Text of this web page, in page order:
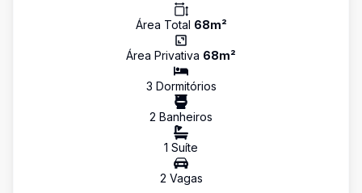
Área Total 68m²
Área Privativa 68m²
3 Dormitórios
2 Banheiros
1 Suíte
2 Vagas